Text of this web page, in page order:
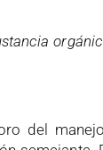
del